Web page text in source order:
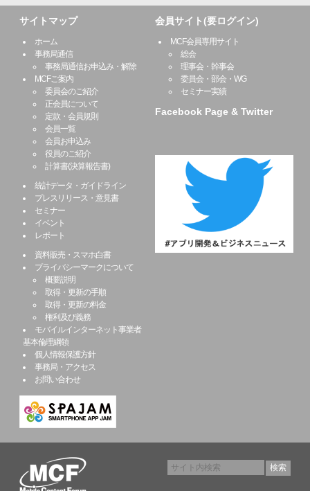
サイトマップ
ホーム
事務局通信
事務局通信お申込み・解除
MCFご案内
委員会のご紹介
正会員について
定款・会員規則
会員一覧
会員お申込み
役員のご紹介
計算書(決算報告書)
統計データ・ガイドライン
プレスリリース・意見書
セミナー
イベント
レポート
資料販売・スマホ白書
プライバシーマークについて
概要説明
取得・更新の手順
取得・更新の料金
権利及び義務
モバイルインターネット事業者
基本倫理綱領
個人情報保護方針
事務局・アクセス
お問い合わせ
会員サイト(要ログイン)
MCF会員専用サイト
総会
理事会・幹事会
委員会・部会・WG
セミナー実績
Facebook Page & Twitter